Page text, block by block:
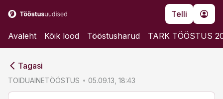
Telli
Avaleht Kõik lood Tööstusharud TARK TÖÖSTUS
Tagasi
TOIDUAINETÖÖSTUS 05.09.13, 18:43